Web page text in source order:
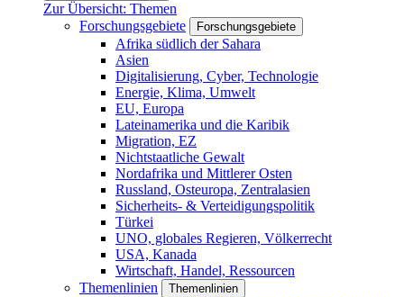
Zur Übersicht: Themen
Forschungsgebiete
Forschungsgebiete
Afrika südlich der Sahara
Asien
Digitalisierung, Cyber, Technologie
Energie, Klima, Umwelt
EU, Europa
Lateinamerika und die Karibik
Migration, EZ
Nichtstaatliche Gewalt
Nordafrika und Mittlerer Osten
Russland, Osteuropa, Zentralasien
Sicherheits- & Verteidigungspolitik
Türkei
UNO, globales Regieren, Völkerrecht
USA, Kanada
Wirtschaft, Handel, Ressourcen
Themenlinien
Themenlinien